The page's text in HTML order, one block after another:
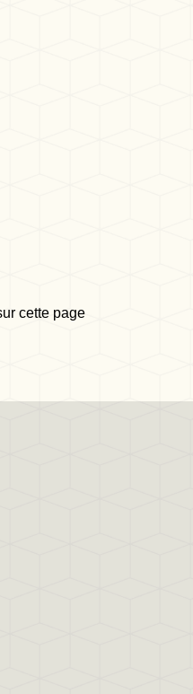
cette page